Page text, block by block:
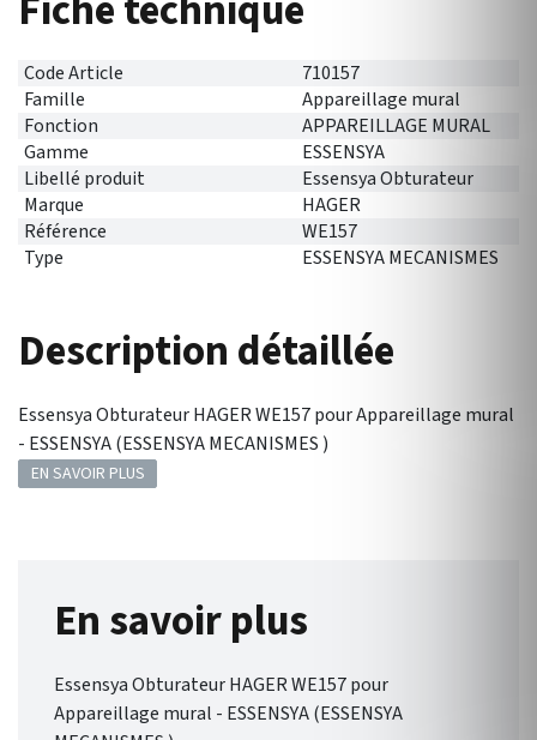
Code Article
710157
Famille
Appareillage mural
Fonction
APPAREILLAGE MURAL
Gamme
ESSENSYA
Libellé produit
Essensya Obturateur
Marque
HAGER
Référence
WE157
Type
ESSENSYA MECANISMES
Description détaillée
Essensya Obturateur HAGER WE157 pour Appareillage mural
- ESSENSYA (ESSENSYA MECANISMES )
EN SAVOIR PLUS
En savoir plus
Essensya Obturateur HAGER WE157 pour
Appareillage mural - ESSENSYA (ESSENSYA